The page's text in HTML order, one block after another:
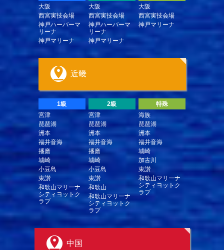
大阪
西宮実技会場
神戸ハーバーマ
リーナ
神戸マリーナ
大阪
西宮実技会場
神戸ハーバーマ
リーナ
神戸マリーナ
大阪
西宮実技会場
神戸マリーナ
近畿
1級
宮津
琵琶湖
洲本
福井音海
播磨
城崎
小豆島
東讃
和歌山マリーナ
シティヨットク
ラブ
2級
宮津
琵琶湖
洲本
福井音海
播磨
城崎
小豆島
東讃
和歌山
和歌山マリーナ
シティヨットク
ラブ
特殊
海族
琵琶湖
洲本
福井音海
城崎
加古川
東讃
和歌山マリーナ
シティヨットク
ラブ
中国